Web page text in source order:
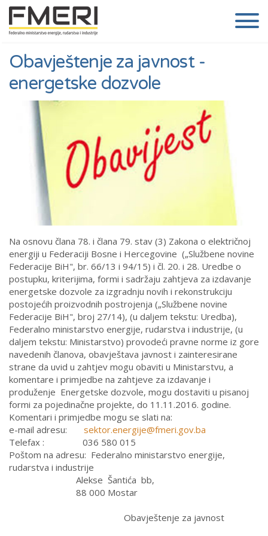
Obavještenje za javnost -
energetske dozvole
Na osnovu člana 78. i člana 79. stav (3) Zakona o električnoj
energiji u Federaciji Bosne i Hercegovine („Službene novine
Federacije BiH", br. 66/13 i 94/15) i čl. 20. i 28. Uredbe o
postupku, kriterijima, formi i sadržaju zahtjeva za izdavanje
energetske dozvole za izgradnju novih i rekonstrukciju
postojećih proizvodnih postrojenja („Službene novine
Federacije BiH", broj 27/14), (u daljem tekstu: Uredba),
Federalno ministarstvo energije, rudarstva i industrije, (u
daljem tekstu: Ministarstvo) provodeći pravne norme iz gore
navedenih članova, obavještava javnost i zainteresirane
strane da uvid u zahtjev mogu obaviti u Ministarstvu, a
komentare i primjedbe na zahtjeve za izdavanje i
produženje Energetske dozvole, mogu dostaviti u pisanoj
formi za pojedinačne projekte, do 11.11.2016. godine.
Komentari i primjedbe mogu se slati na:
e-mail adresu: sektor.energije@fmeri.gov.ba
Telefax : 036 580 015
Poštom na adresu: Federalno ministarstvo energije,
rudarstva i industrije
Alekse Šantića bb,
88 000 Mostar
Obavještenje za javnost